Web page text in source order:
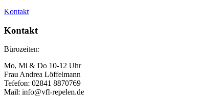
Kontakt
Kontakt
Bürozeiten:
Mo, Mi & Do 10-12 Uhr
Frau Andrea Löffelmann
Tefefon: 02841 8870769
Mail: info@vfl-repelen.de